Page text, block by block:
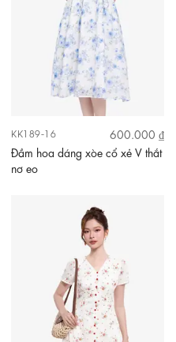
KK189-16
600.000 ₫
Đầm hoa dáng xòe cổ xẻ V thắt
nơ eo